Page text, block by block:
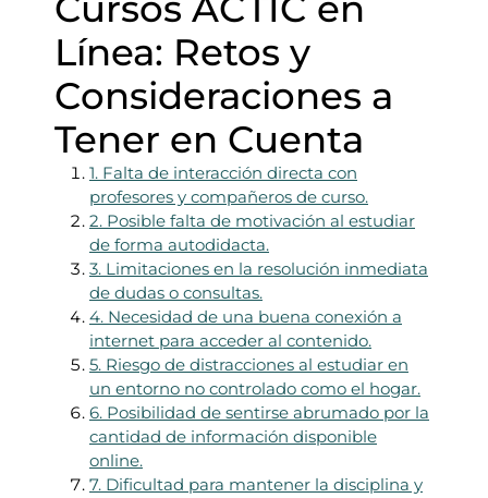
Línea: Retos y
Consideraciones a
Tener en Cuenta
1. Falta de interacción directa con
profesores y compañeros de curso.
2. Posible falta de motivación al estudiar
de forma autodidacta.
3. Limitaciones en la resolución inmediata
de dudas o consultas.
4. Necesidad de una buena conexión a
internet para acceder al contenido.
5. Riesgo de distracciones al estudiar en
un entorno no controlado como el hogar.
6. Posibilidad de sentirse abrumado por la
cantidad de información disponible
online.
7. Dificultad para mantener la disciplina y